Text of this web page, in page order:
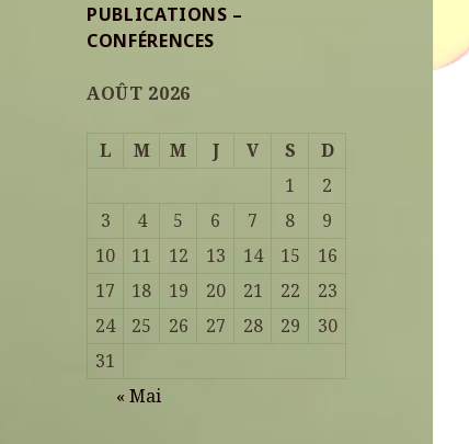
PUBLICATIONS –
CONFÉRENCES
AOÛT 2026
L M M J V S
D
1
2
3
4 5 6 7 8
9
10
11 12 13 14 15
16
17
18 19 20 21 22
23
24
25 26 27 28 29
30
31
« Mai